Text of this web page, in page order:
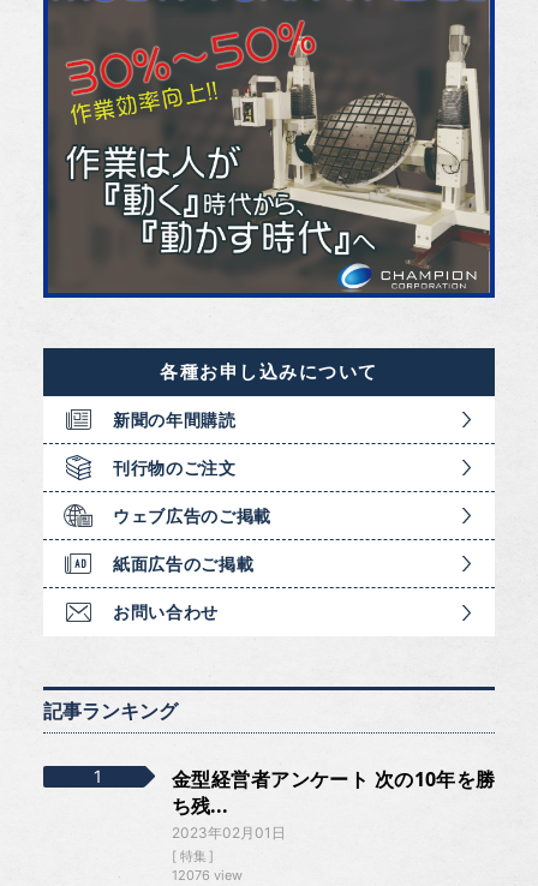
各種お申し込みについて
新聞の年間購読
刊行物のご注文
ウェブ広告のご掲載
紙面広告のご掲載
お問い合わせ
記事ランキング
金型経営者アンケート 次の10年を勝
ち残...
2023年02月01日
特集
12076 view